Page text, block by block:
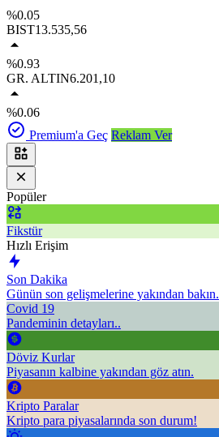
%0.05
BIST13.535,56
%0.93
GR. ALTIN6.201,10
%0.06
Premium'a Geç Reklam Ver
Popüler
Fikstür
Hızlı Erişim
Son Dakika
Günün son gelişmelerine yakından bakın.
Covid 19
Pandeminin detayları..
Döviz Kurlar
Piyasanın kalbine yakından göz atın.
Kripto Paralar
Kripto para piyasalarında son durum!